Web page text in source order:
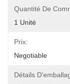
Quantité De
1 Unité
Prix:
Negotiable
Détails